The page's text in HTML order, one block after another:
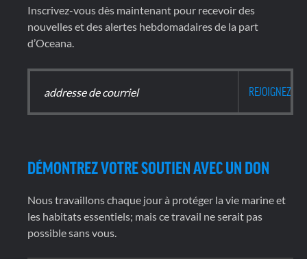
Inscrivez-vous dès maintenant pour recevoir des
nouvelles et des alertes hebdomadaires de la part
d’Oceana.
DÉMONTREZ VOTRE SOUTIEN AVEC UN DON
Nous travaillons chaque jour à protéger la vie marine et
les habitats essentiels; mais ce travail ne serait pas
possible sans vous.